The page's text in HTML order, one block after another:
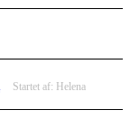
Startet af: Helena